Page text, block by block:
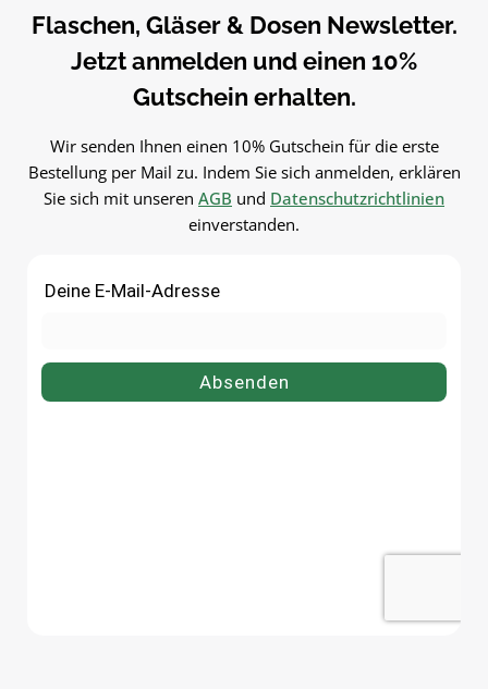
flaschen-glaeser-und-dosen.de.
flaschen-glaeser-und-
Flaschen, Gläser & Dosen Newsletter.
Jetzt anmelden und einen 10%
Gutschein erhalten.
Wir senden Ihnen einen 10% Gutschein für die erste
Bestellung per Mail zu. Indem Sie sich anmelden, erklären
Sie sich mit unseren AGB und Datenschutzrichtlinien
einverstanden.